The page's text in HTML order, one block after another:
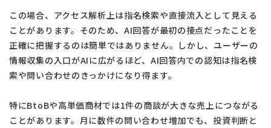
この場合、アクセス解析上は指名検索や直接流入として見える
ことがあります。そのため、AI回答が最初の接点だったことを
正確に把握するのは簡単ではありません。しかし、ユーザーの
情報収集の入口がAIに広がるほど、AI回答内での認知は指名検
索や問い合わせのきっかけになり得ます。
特にBtoBや高単価商材では1件の商談が大きな売上につながる
ことがあります。月に数件の問い合わせ増加でも、投資判断と